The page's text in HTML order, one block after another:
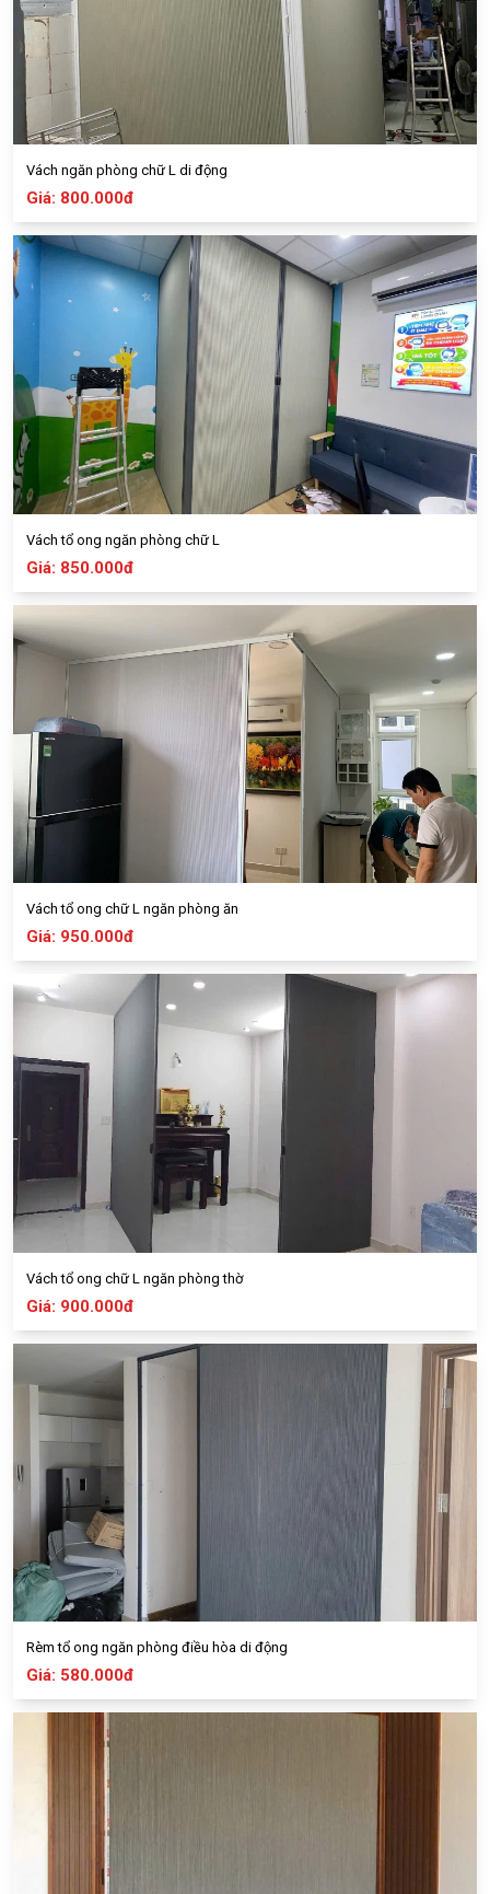
Vách ngăn phòng chữ L di động
Giá: 800.000đ
Vách tổ ong ngăn phòng chữ L
Giá: 850.000đ
Vách tổ ong chữ L ngăn phòng ăn
Giá: 950.000đ
Vách tổ ong chữ L ngăn phòng thờ
Giá: 900.000đ
Rèm tổ ong ngăn phòng điều hòa di động
Giá: 580.000đ